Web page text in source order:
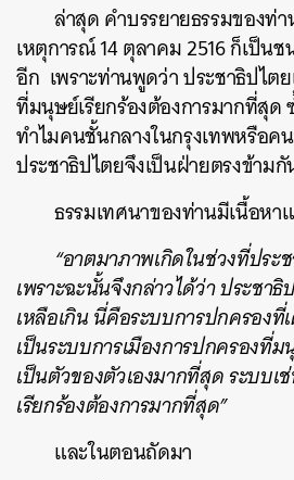
ล่าสุด คำบรรยายธรรมของท่
เหตุการณ์ 14 ตุลาคม 2516 ก็เป็น
อีก เพราะท่านพูดว่า ประชาธิปไต
ที่มนุษย์เรียกร้องต้องการมากที่สุด
ทำไมคนชั้นกลางในกรุงเทพหรือค
ประชาธิปไตยจึงเป็นฝ่ายตรงข้ามกั
ธรรมเทศนาของท่านมีเนื้อหา
“อาตมาภาพเกิดในช่วงที่ประ
เพราะฉะนั้นจึงกล่าวได้ว่า ประช
เหลือเกิน นี่คือระบบการปกครอง
เป็นระบบการเมืองการปกครอง
เป็นตัวของตัวเองมากที่สุด ระบบ
เรียกร้องต้องการมากที่สุด”
และในตอนถัดมา